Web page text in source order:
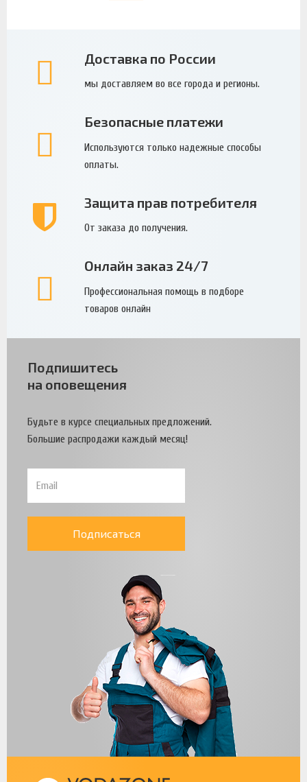
Доставка по России
мы доставляем во все города и регионы.
Безопасные платежи
Используются только надежные способы
оплаты.
Защита прав потребителя
От заказа до получения.
Онлайн заказ 24/7
Профессиональная помощь в подборе
товаров онлайн
Подпишитесь
на оповещения
Будьте в курсе специальных предложений.
Большие распродажи каждый месяц!
Подписаться